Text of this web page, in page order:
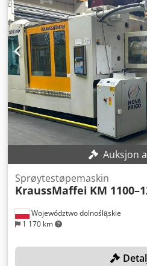
Auksjon
Województwo dolnośląskie
1 170 km
Sprøytestøpemaskin
KraussMaffei KM